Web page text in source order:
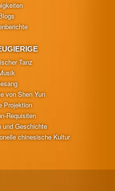
Tanz
von Shen Yun
Projektion
Requisiten
und Geschichte
chinesische Kultur